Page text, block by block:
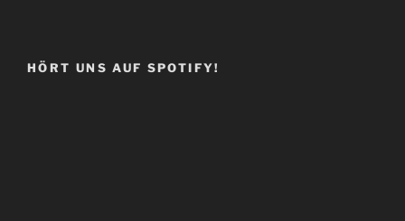
HÖRT UNS AUF SPOTIFY!